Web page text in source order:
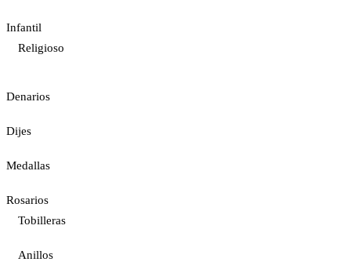
Infantil
Religioso
Denarios
Dijes
Medallas
Rosarios
Tobilleras
Anillos